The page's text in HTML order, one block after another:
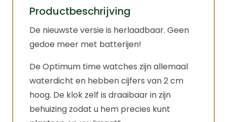
Productbeschrijving
De nieuwste versie is herlaadbaar. Geen
gedoe meer met batterijen!
De Optimum time watches zijn allemaal
waterdicht en hebben cijfers van 2 cm
hoog. De klok zelf is draaibaar in zijn
behuizing zodat u hem precies kunt